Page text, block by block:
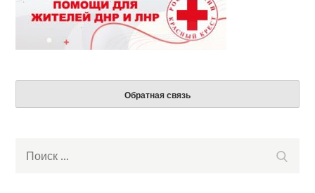
Обратная связь
Search